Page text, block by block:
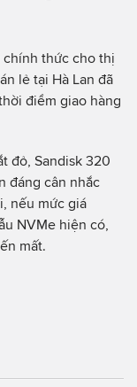
chính thức cho thị
lẻ tại Hà Lan đã
điểm giao hàng
đỏ, Sandisk 320
đáng cân nhắc
nếu mức giá
NVMe hiện có,
mất.